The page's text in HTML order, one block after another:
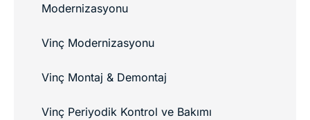
Modernizasyonu
Vinç Modernizasyonu
Vinç Montaj & Demontaj
Vinç Periyodik Kontrol ve Bakımı